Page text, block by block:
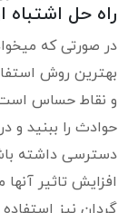
راه حل اشتباه
در صورتی که
بهترین روش
و نقاط حساس
حوادث را ببنید و
دسترسی داشته
افزایش تاثیر